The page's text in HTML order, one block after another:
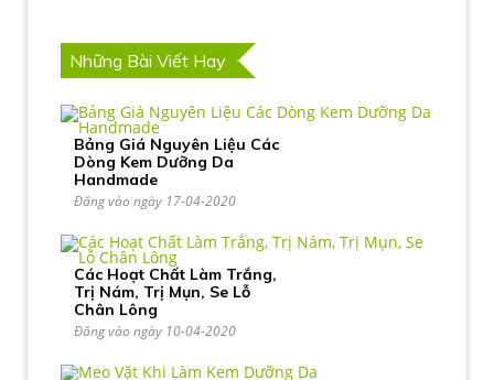
Những Bài Viết Hay
Bảng Giá Nguyên Liệu Các
Dòng Kem Dưỡng Da
Handmade
Đăng vào ngày 17-04-2020
Các Hoạt Chất Làm Trắng,
Trị Nám, Trị Mụn, Se Lỗ
Chân Lông
Đăng vào ngày 10-04-2020